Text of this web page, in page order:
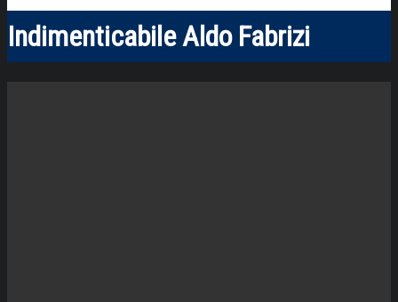
Indimenticabile Aldo Fabrizi